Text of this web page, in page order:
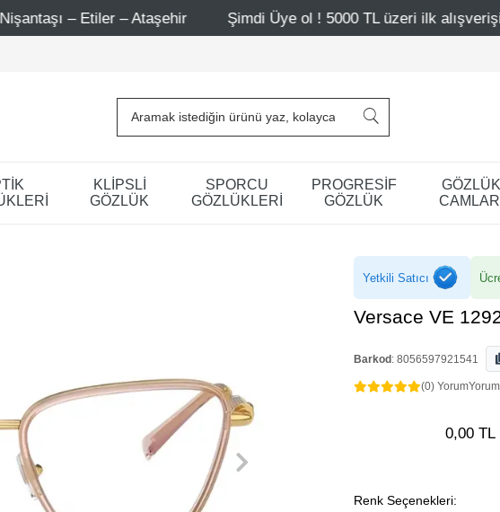
– Ataşehir Şimdi Üye ol ! 5000 TL üzeri ilk alışverişinde 500 TL
KLİPSLİ
GÖZLÜK
SPORCU
GÖZLÜKLERİ
PROGRESİF
GÖZLÜK
GÖZLÜK
CAMLARI
Yetkili Satıcı
Versace VE
Barkod : 8056597921541
(0) Yorum
0,00 TL
Renk Seçenekleri: